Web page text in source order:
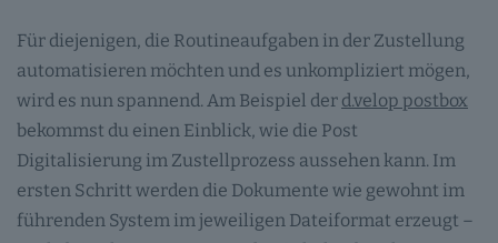
Für diejenigen, die Routineaufgaben in der Zustellung
automatisieren möchten und es unkompliziert mögen,
wird es nun spannend. Am Beispiel der d.velop postbox
bekommst du einen Einblick, wie die Post
Digitalisierung im Zustellprozess aussehen kann. Im
ersten Schritt werden die Dokumente wie gewohnt im
führenden System im jeweiligen Dateiformat erzeugt –